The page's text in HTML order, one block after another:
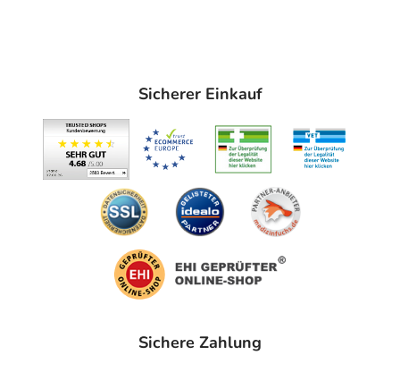
Sicherer Einkauf
Sichere Zahlung